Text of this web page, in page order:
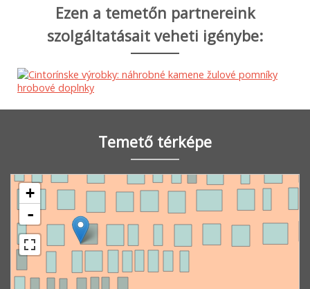
Ezen a temetőn partnereink
szolgáltatásait veheti igénybe:
Temető térképe
+
-